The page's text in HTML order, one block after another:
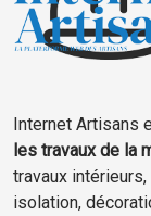
Internet Artisans
les travaux de la
travaux
isolation,